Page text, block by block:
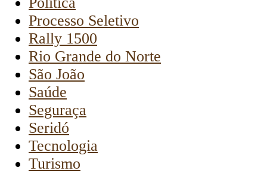
Processo Seletivo
Rally 1500
Rio Grande do Norte
São João
Saúde
Seguraça
Seridó
Tecnologia
Turismo